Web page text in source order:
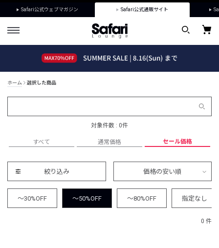
Safari公式ウェブマガジン Safari公式通販サイト
ホーム 選択した商品
対象件数 : 0件
すべて 通常価格 セール価格
絞り込み 価格の安い順
～30%OFF ～50%OFF ～80%OFF 指定なし
0 件